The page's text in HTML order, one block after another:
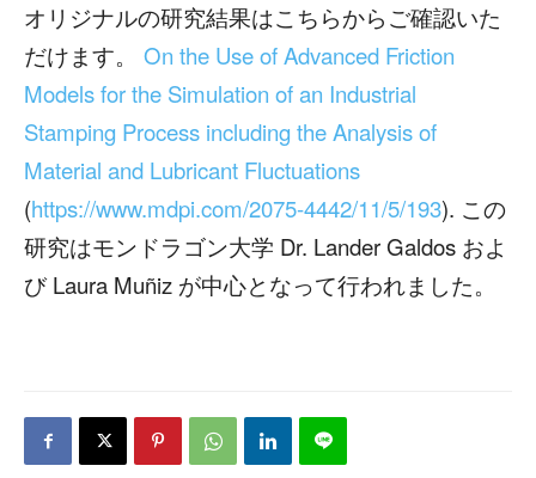
オリジナルの研究結果はこちらからご確認いた
だけます。 On the Use of Advanced Friction
Models for the Simulation of an Industrial
Stamping Process including the Analysis of
Material and Lubricant Fluctuations
(https://www.mdpi.com/2075-4442/11/5/193). この
研究はモンドラゴン大学 Dr. Lander Galdos およ
び Laura Muñiz が中心となって行われました。